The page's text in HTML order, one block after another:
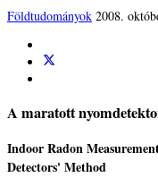
Földtudományok 2008.
A maratott
Indoor Radon
Detectors' Method